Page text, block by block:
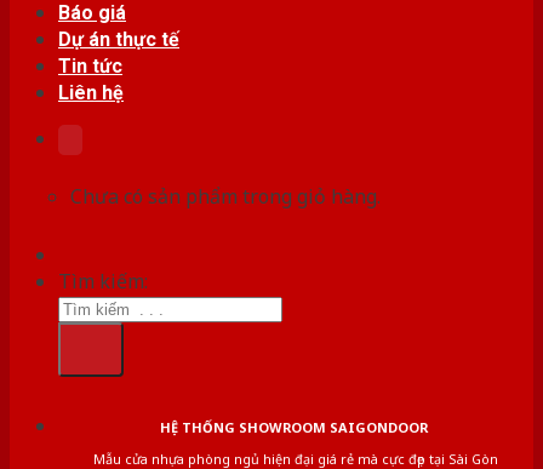
Báo giá
Dự án thực tế
Tin tức
Liên hệ
Chưa có sản phẩm trong giỏ hàng.
Tìm kiếm:
HỆ THỐNG SHOWROOM SAIGONDOOR
Mẫu cửa nhựa phòng ngủ hiện đại giá rẻ mà cực đẹp tại Sài Gòn